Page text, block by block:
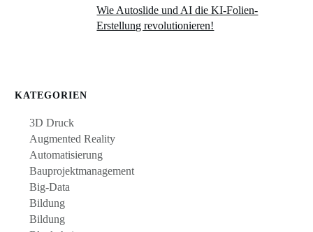
Wie Autoslide und AI die KI-Folien-
Erstellung revolutionieren!
KATEGORIEN
3D Druck
Augmented Reality
Automatisierung
Bauprojektmanagement
Big-Data
Bildung
Bildung